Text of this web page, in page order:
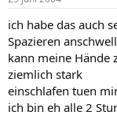
ich habe das auch
Spazieren
kann meine Hände
ziemlich stark
einschlafen tuen
ich bin eh alle 2